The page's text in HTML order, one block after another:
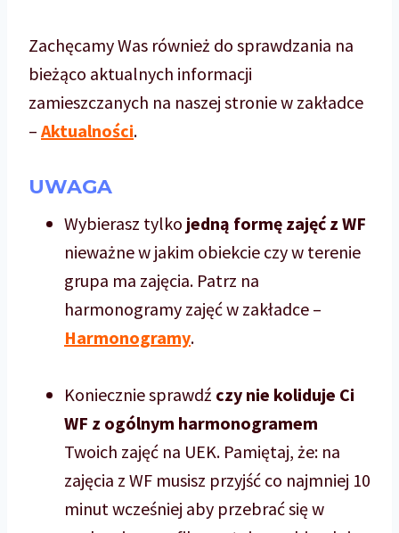
Zachęcamy Was również do sprawdzania na
bieżąco aktualnych informacji
zamieszczanych na naszej stronie w zakładce
– Aktualności.
UWAGA
Wybierasz tylko jedną formę zajęć z WF
nieważne w jakim obiekcie czy w terenie
grupa ma zajęcia. Patrz na
harmonogramy zajęć w zakładce –
Harmonogramy.
Koniecznie sprawdź czy nie koliduje Ci
WF z ogólnym harmonogramem
Twoich zajęć na UEK. Pamiętaj, że: na
zajęcia z WF musisz przyjść co najmniej 10
minut wcześniej aby przebrać się w